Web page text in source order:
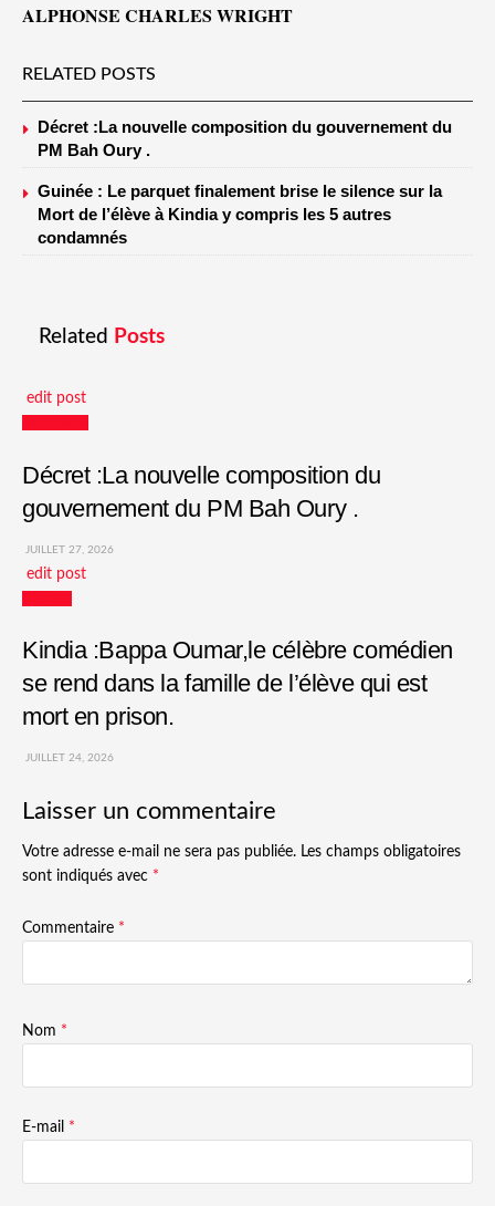
ALPHONSE CHARLES WRIGHT
RELATED POSTS
Décret :La nouvelle composition du gouvernement du
PM Bah Oury .
Guinée : Le parquet finalement brise le silence sur la
Mort de l’élève à Kindia y compris les 5 autres
condamnés
Related Posts
edit post
Décret :La nouvelle composition du
gouvernement du PM Bah Oury .
JUILLET 27, 2026
edit post
Kindia :Bappa Oumar,le célèbre comédien
se rend dans la famille de l’élève qui est
mort en prison.
JUILLET 24, 2026
Laisser un commentaire
Votre adresse e-mail ne sera pas publiée. Les champs obligatoires
sont indiqués avec *
Commentaire *
Nom *
E-mail *